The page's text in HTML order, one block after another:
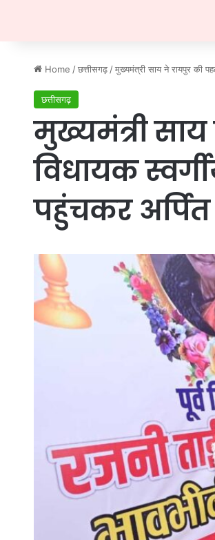
Home / छत्तीसगढ़ / मुख्यमंत्री साय ने रायपुर की
छत्तीसगढ़
मुख्यमंत्री
विधायक
पहुंचकर अर्पित